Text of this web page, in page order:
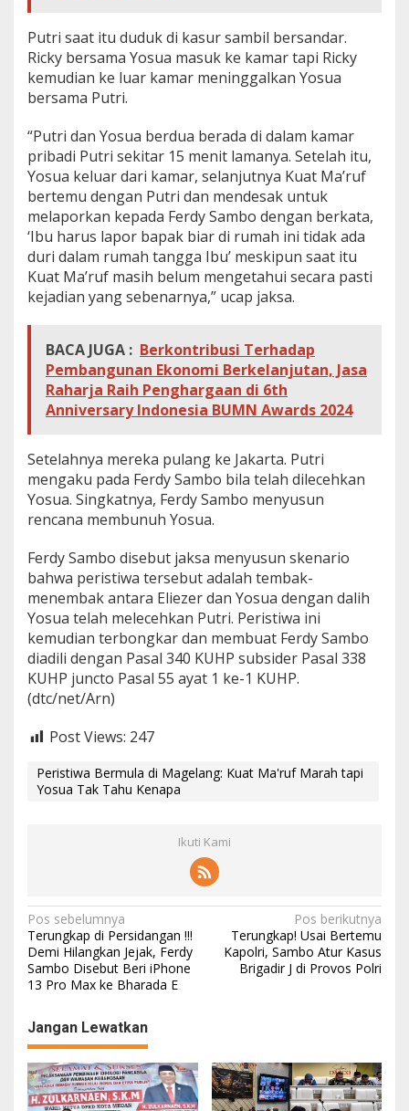
Putri saat itu duduk di kasur sambil bersandar.
Ricky bersama Yosua masuk ke kamar tapi Ricky
kemudian ke luar kamar meninggalkan Yosua
bersama Putri.
“Putri dan Yosua berdua berada di dalam kamar
pribadi Putri sekitar 15 menit lamanya. Setelah itu,
Yosua keluar dari kamar, selanjutnya Kuat Ma’ruf
bertemu dengan Putri dan mendesak untuk
melaporkan kepada Ferdy Sambo dengan berkata,
‘Ibu harus lapor bapak biar di rumah ini tidak ada
duri dalam rumah tangga Ibu’ meskipun saat itu
Kuat Ma’ruf masih belum mengetahui secara pasti
kejadian yang sebenarnya,” ucap jaksa.
BACA JUGA : Berkontribusi Terhadap
Pembangunan Ekonomi Berkelanjutan, Jasa
Raharja Raih Penghargaan di 6th
Anniversary Indonesia BUMN Awards 2024
Setelahnya mereka pulang ke Jakarta. Putri
mengaku pada Ferdy Sambo bila telah dilecehkan
Yosua. Singkatnya, Ferdy Sambo menyusun
rencana membunuh Yosua.
Ferdy Sambo disebut jaksa menyusun skenario
bahwa peristiwa tersebut adalah tembak-
menembak antara Eliezer dan Yosua dengan dalih
Yosua telah melecehkan Putri. Peristiwa ini
kemudian terbongkar dan membuat Ferdy Sambo
diadili dengan Pasal 340 KUHP subsider Pasal 338
KUHP juncto Pasal 55 ayat 1 ke-1 KUHP.
(dtc/net/Arn)
Post Views: 247
Peristiwa Bermula di Magelang: Kuat Ma'ruf Marah tapi
Yosua Tak Tahu Kenapa
Ikuti Kami
Navigasi
pos
Pos sebelumnya
Terungkap di Persidangan !!!
Demi Hilangkan Jejak, Ferdy
Sambo Disebut Beri iPhone
13 Pro Max ke Bharada E
Pos berikutnya
Terungkap! Usai Bertemu
Kapolri, Sambo Atur Kasus
Brigadir J di Provos Polri
Jangan Lewatkan